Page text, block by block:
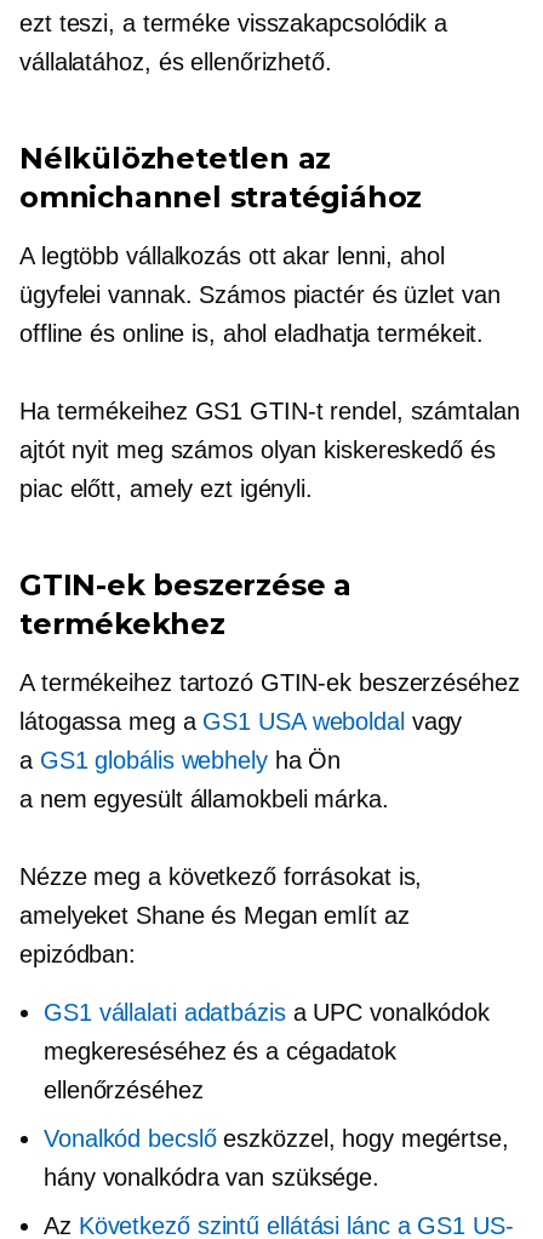
ezt teszi, a terméke visszakapcsolódik a
vállalatához, és ellenőrizhető.
Nélkülözhetetlen az
omnichannel stratégiához
A legtöbb vállalkozás ott akar lenni, ahol
ügyfelei vannak. Számos piactér és üzlet van
offline és online is, ahol eladhatja termékeit.
Ha termékeihez GS1 GTIN-t rendel, számtalan
ajtót nyit meg számos olyan kiskereskedő és
piac előtt, amely ezt igényli.
GTIN-ek beszerzése a
termékekhez
A termékeihez tartozó GTIN-ek beszerzéséhez
látogassa meg a GS1 USA weboldal vagy
a GS1 globális webhelyha Ön
a nem egyesült államokbelimárka.
Nézze meg a következő forrásokat is,
amelyeket Shane és Megan említ az
epizódban:
GS1 vállalati adatbázisa UPC vonalkódok
megkereséséhez és a cégadatok
ellenőrzéséhez
Vonalkód becslőeszközzel, hogy megértse,
hány vonalkódra van szüksége.
Az Következő szintű ellátási lánc a GS1 US-